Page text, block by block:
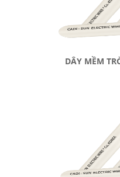
DÂY MỀM